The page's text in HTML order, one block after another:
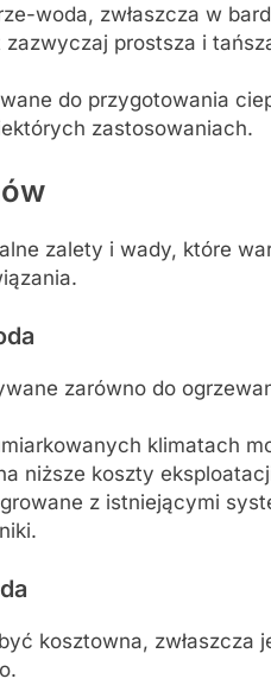
woda, zwłaszcza w
zazwyczaj prostsza i
do przygotowania
zastosowaniach.
zalety i wady, które
zarówno do
klimatach
niższe koszty
z istniejącymi
kosztowna, zwłaszcza